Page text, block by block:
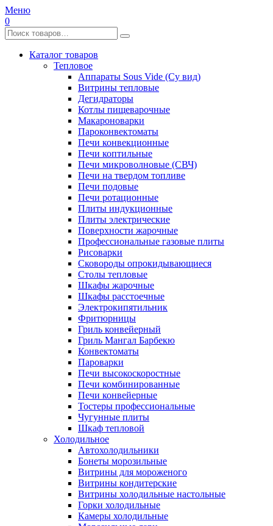
Меню
0
Каталог товаров
Тепловое
Аппараты Sous Vide (Су вид)
Витрины тепловые
Дегидраторы
Котлы пищеварочные
Макароноварки
Пароконвектоматы
Печи конвекционные
Печи коптильные
Печи микроволновые (СВЧ)
Печи на твердом топливе
Печи подовые
Печи ротационные
Плиты индукционные
Плиты электрические
Поверхности жарочные
Профессиональные газовые плиты
Рисоварки
Сковороды опрокидывающиеся
Столы тепловые
Шкафы жарочные
Шкафы расстоечные
Электрокипятильник
Фритюрницы
Гриль конвейерный
Гриль Мангал Барбекю
Конвектоматы
Пароварки
Печи высокоскоростные
Печи комбинированные
Печи конвейерные
Тостеры профессиональные
Чугунные плиты
Шкаф тепловой
Холодильное
Автохолодильники
Бонеты морозильные
Витрины для мороженого
Витрины кондитерские
Витрины холодильные настольные
Горки холодильные
Камеры холодильные